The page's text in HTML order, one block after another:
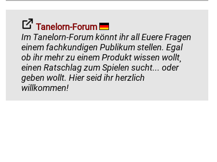
Tanelorn-Forum
Im Tanelorn-Forum könnt ihr all Euere Fragen
einem fachkundigen Publikum stellen. Egal
ob ihr mehr zu einem Produkt wissen wollt¸
einen Ratschlag zum Spielen sucht... oder
geben wollt. Hier seid ihr herzlich
willkommen!